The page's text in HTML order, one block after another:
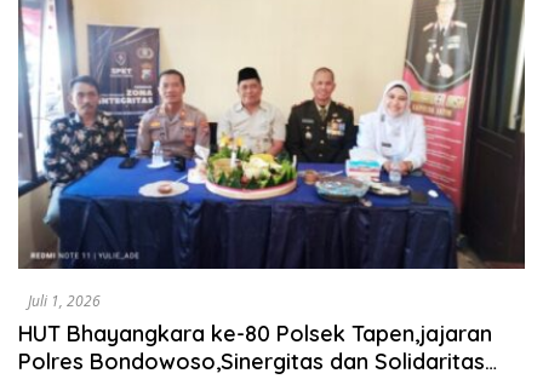
Juli 1, 2026
HUT Bhayangkara ke-80 Polsek Tapen,jajaran
Polres Bondowoso,Sinergitas dan Solidaritas